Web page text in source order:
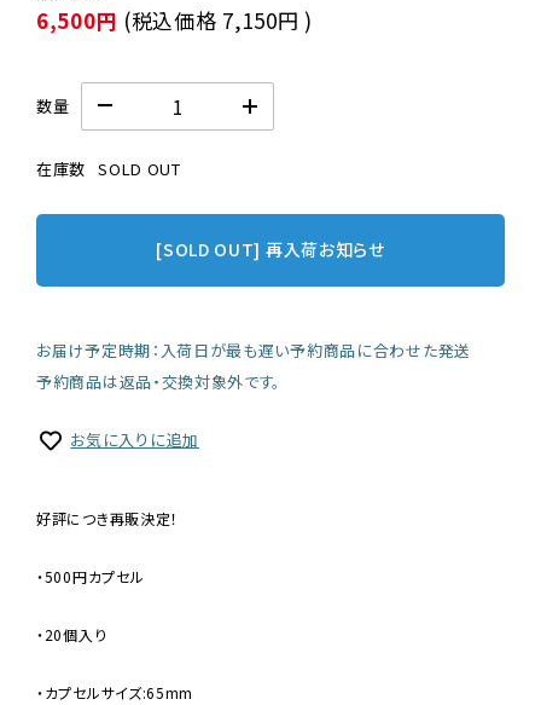
6,500円 (税込価格 7,150円 )
数量
在庫数 SOLD OUT
[SOLD OUT] 再入荷お知らせ
お届け予定時期：入荷日が最も遅い予約商品に合わせた発送
予約商品は返品・交換対象外です。
お気に入りに追加
好評につき再販決定！
・500円カプセル
・20個入り
・カプセルサイズ:65mm